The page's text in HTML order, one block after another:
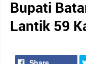
Bupati
Lantik 59